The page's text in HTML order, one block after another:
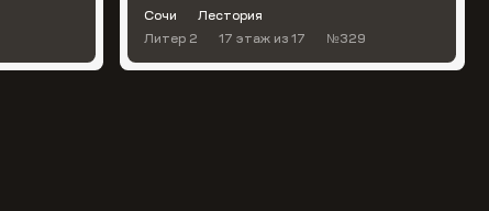
Сочи
Лестория
Литер 2
17 этаж из 17 №329